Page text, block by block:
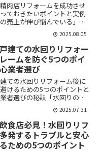
肉店リフォームを成功させ
ておきたいポイントと実例
売上が伸び悩んでいる」
客様に選ばれる肉屋にした
、どこから手をつけていいか
」千代田区で精肉店を営む
そんな悩みを抱え...
2025.08.05
建ての水回りリフォー
ームを防ぐ5つのポイ
業者選び
ての水回りリフォーム後に
けるための5つのポイントと
者選びの秘訣「水回りのリ
したいけれど、トラブルやク
配…」「過去に失敗した話を
なっている」葛飾区で戸建
まいの方の...
2025.07.31
食店必見！水回りリフ
発するトラブルと安心
ための5つのポイント